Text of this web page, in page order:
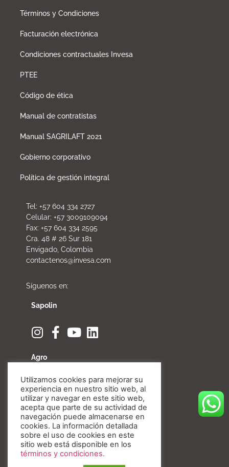
Términos y Condiciones
Facturación electrónica
Condiciones contractuales Invesa
PTEE
Código de ética
Manual de contratistas
Manual SAGRILAFT 2021
Gobierno corporativo
Política de gestión integral
Tel: +57 604 334 2727
Celular: +57 3009109094
Fax: +57 604 334 2595
Cra. 48 # 26 Sur 181
Envigado, Colombia
contactenos@invesa.com
Síguenos en:
Sapolin
Agro
Fibratore
Utilizamos cookies para mejorar su
experiencia en nuestro sitio web, al
utilizar y navegar en este sitio web,
acepta que parte de su actividad de
navegación puede almacenarse en
cookies. La información detallada
sobre el uso de cookies en este
sitio web está disponible en los
términos y condiciones.